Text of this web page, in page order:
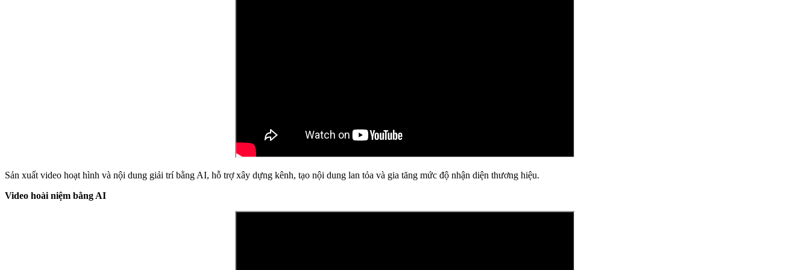
Sản xuất video hoạt hình và nội dung giải trí bằng AI, hỗ trợ xây dựng kênh, tạo nội dung lan tỏa và gia tăng mức độ nhận diện thương hiệu.
Video hoài niệm bằng AI